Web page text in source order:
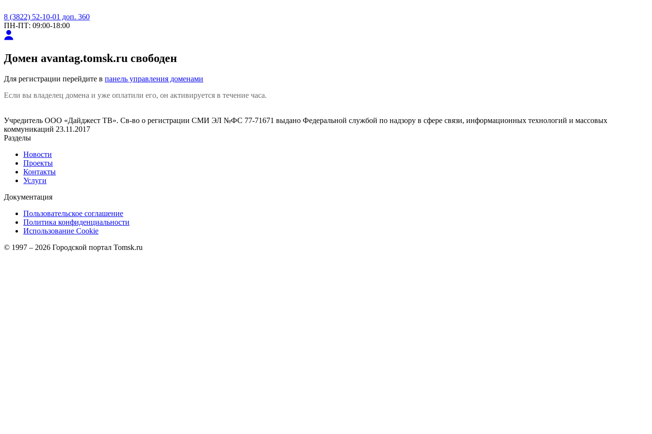
8 (3822) 52-10-01 доп. 360
ПН-ПТ: 09:00-18:00
Домен avantag.tomsk.ru свободен
Для регистрации перейдите в панель управления доменами
Если вы владелец домена и уже оплатили его, он активируется в течение часа.
Учредитель ООО «Дайджест ТВ». Св-во о регистрации СМИ ЭЛ №ФС 77-71671 выдано Федеральной службой по надзору в сфере связи, информационных технологий и массовых
коммуникаций 23.11.2017
Разделы
Новости
Проекты
Контакты
Услуги
Документация
Пользовательское соглашение
Политика конфиденциальности
Использование Cookie
© 1997 – 2026 Городской портал Tomsk.ru